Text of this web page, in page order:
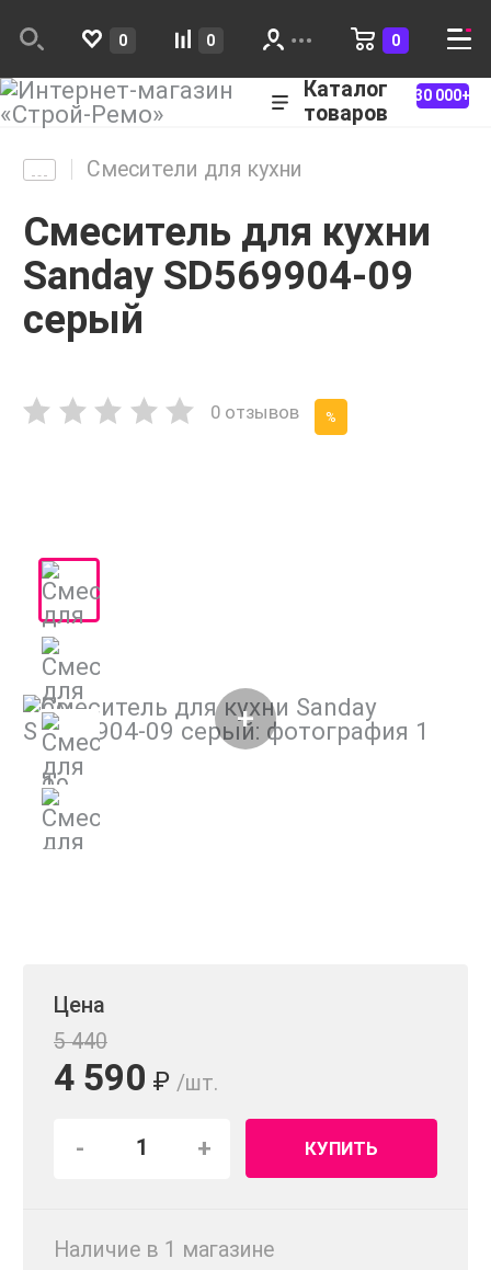
0 0 0
Каталог
товаров
30 000+
Смесители для кухни
Смеситель для кухни
Sanday SD569904-09
серый
0 отзывов %
Цена
5 440
4 590 ₽ /шт.
- + КУПИТЬ
Наличие в 1 магазинe